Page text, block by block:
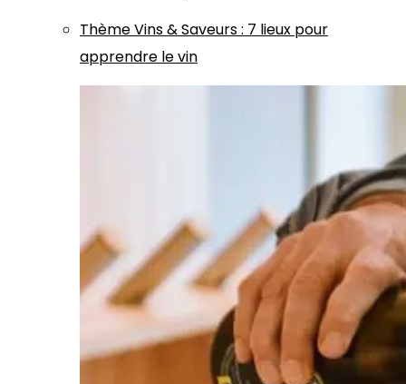
ThèmeVins & Saveurs: 7 lieux pour
apprendre le vin